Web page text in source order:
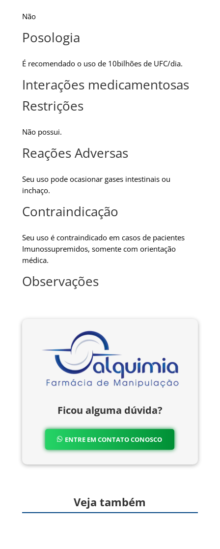
Não
Posologia
É recomendado o uso de 10bilhões de UFC/dia.
Interações medicamentosas
Restrições
Não possui.
Reações Adversas
Seu uso pode ocasionar gases intestinais ou
inchaço.
Contraindicação
Seu uso é contraindicado em casos de pacientes
Imunossupremidos, somente com orientação
médica.
Observações
Ficou alguma dúvida?
ENTRE EM CONTATO CONOSCO
Veja também